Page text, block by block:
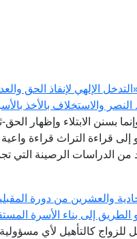
الإلهي لإنفاذ الحق
والاستخلاف بالأخذ
بسنن الابتلاء وإظهار
قراءة التراث قراءة
من الدراسات الرصينة التي
والعشرين من دورة
الطريق إلى بناء الأسرة
كالتأهيل لأي